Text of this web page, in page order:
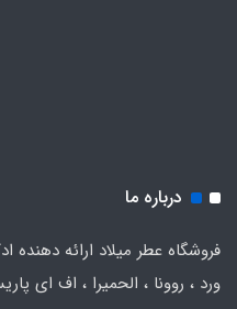
درباره ما
فروشگاه عطر میلاد ارائه
ورد ، روونا ، الحمیرا ، اف ای